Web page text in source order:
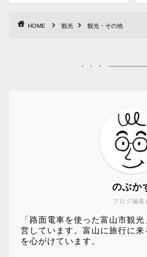
HOME 観光 観光・その他
ブログ編集
のぶか
「路面電車を使った富山市観
営しています。富山に旅行に
を心がけています。